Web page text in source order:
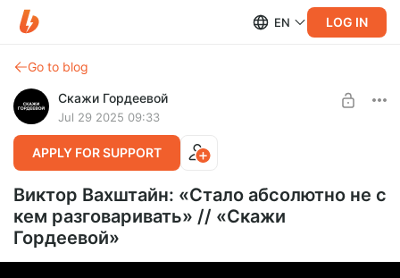
EN LOG IN
Go to blog
Скажи Гордеевой
Jul 29 2025 09:33
APPLY FOR SUPPORT
Виктор Вахштайн: «Стало абсолютно не с
кем разговаривать» // «Скажи
Гордеевой»